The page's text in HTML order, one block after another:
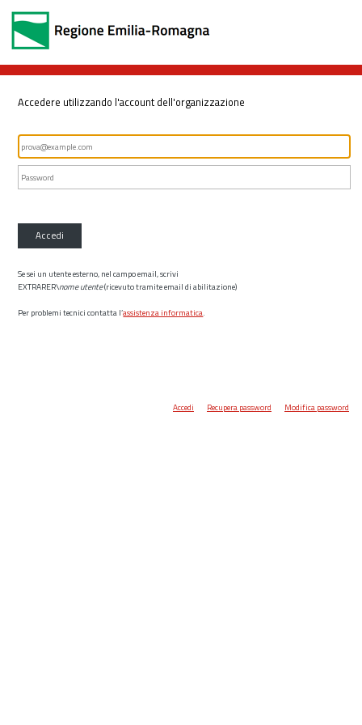
Accedere utilizzando l'account dell'organizzazione
Accedi
Se sei un utente esterno, nel campo email, scrivi
EXTRARER\nome utente(ricevuto tramite email di abilitazione)
Per problemi tecnici contatta l’assistenza informatica.
Accedi Recupera password Modifica password